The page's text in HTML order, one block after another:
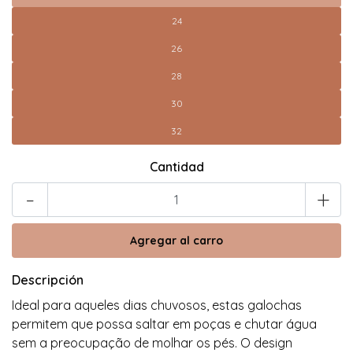
24
26
28
30
32
Cantidad
- +
Descripción
Ideal para aqueles dias chuvosos, estas galochas
permitem que possa saltar em poças e chutar água
sem a preocupação de molhar os pés. O design